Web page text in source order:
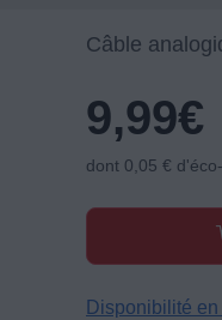
Câble
9,99€
dont 0,05 €
Disponibilité